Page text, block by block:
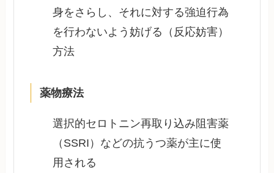
身をさらし、それに対する強迫行為
を行わないよう妨げる（反応妨害）
方法
薬物療法
選択的セロトニン再取り込み阻害薬
（SSRI）などの抗うつ薬が主に使
用される